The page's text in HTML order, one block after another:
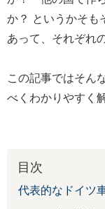
か？ というかそも
あって、それぞれ
この記事ではそん
べくわかりやすく
目次
代表的なドイツ